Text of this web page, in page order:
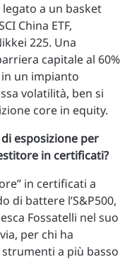
legato a un basket
China ETF,
225. Una
capitale al 60%
in un impianto
volatilità, ben si
core in equity.
esposizione per
in certificati?
in certificati a
di battere l’S&P500,
Fossatelli nel suo
per chi ha
a più basso